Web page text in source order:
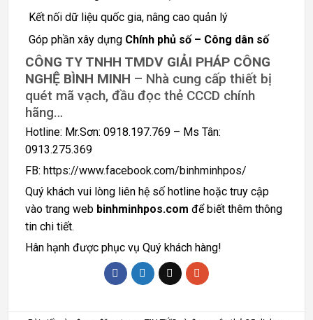
Kết nối dữ liệu quốc gia, nâng cao quản lý
Góp phần xây dựng Chính phủ số – Công dân số
CÔNG TY TNHH TMDV GIẢI PHÁP CÔNG
NGHỆ BÌNH MINH – Nhà cung cấp thiết bị
quét mã vạch, đầu đọc thẻ CCCD chính
hãng…
Hotline: Mr.Sơn: 0918.197.769 – Ms Tân:
0913.275.369
FB: https://www.facebook.com/binhminhpos/
Quý khách vui lòng liên hệ số hotline hoặc truy cập
vào trang web binhminhpos.com để biết thêm thông
tin chi tiết.
Hân hạnh được phục vụ Quý khách hàng!